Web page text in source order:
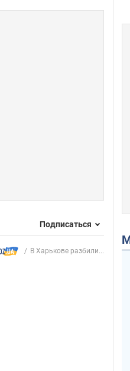
Подписаться
В Харькове разбили...